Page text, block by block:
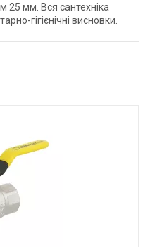
25 мм. Вся сантехніка
гігієнічні висновки.